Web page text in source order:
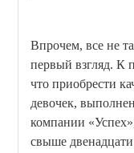
Впрочем, все не
первый взгляд. К
что приобрести
девочек,
компании
свыше двенадцати